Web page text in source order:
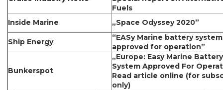
Fuels
Inside Marine
„Space Odyssey 2020”
Ship Energy
“EASy Marine battery system
approved for operation”
Bunkerspot
„Europe: Easy Marine Battery
System Approved For
Read article online (for
only)